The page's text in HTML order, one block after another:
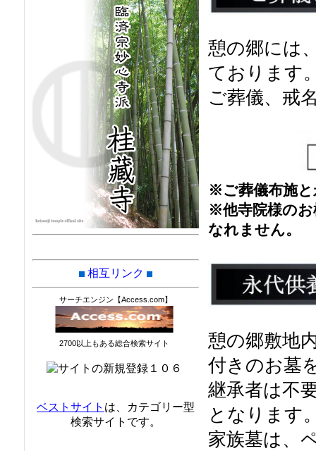
憩の郷には
ております
ご葬儀、戒
※ご葬儀布施と
※他寺院様のお
なれません。
憩の郷敷地
付きのお墓
継承者は不
となります
家族墓は、
相互リンク
サーチエンジン【Access.com】
2700以上もある総合検索サイト
ベストサイト は、カテゴリー型
検索サイトです。